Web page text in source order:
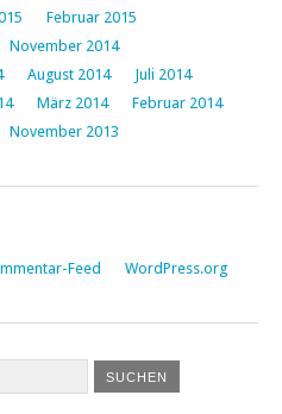
Februar 2015
November 2014
August 2014
Juli 2014
März 2014
Februar 2014
November 2013
Feed WordPress.org